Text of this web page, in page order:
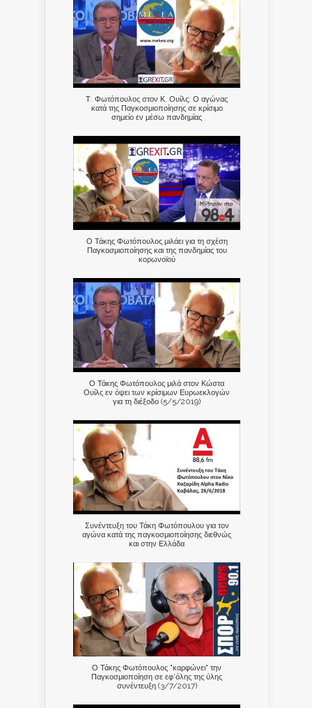
Τ. Φωτόπουλος στον Κ. Ουίλς: Ο αγώνας
κατά της Παγκοσμιοποίησης σε κρίσιμο
σημείο εν μέσω πανδημίας
Ο Τάκης Φωτόπουλος μιλάει για τη σχέση
Παγκοσμιοποίησης και της πανδημίας του
κορωνοϊού
Ο Τάκης Φωτόπουλος μιλά στον Κώστα
Ουίλς εν όψει των κρίσιμων Ευρωεκλογών
για τη διέξοδο (5/5/2019)
Συνέντευξη του Τάκη Φωτόπουλου για τον
αγώνα κατά της παγκοσμιοποίησης διεθνώς
και στην Ελλάδα
Ο Τάκης Φωτόπουλος "καρφώνει" την
Παγκοσμιοποίηση σε εφ'όλης της ύλης
συνέντευξη (3/7/2017)